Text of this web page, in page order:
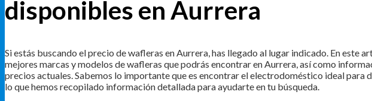
disponibles en Aurrera
Si estás buscando el precio de wafleras en Aurrera, has llegado al lugar indicado. En este
mejores marcas y modelos de wafleras que podrás encontrar en Aurrera, así como
precios actuales. Sabemos lo importante que es encontrar el electrodoméstico ideal para
lo que hemos recopilado información detallada para ayudarte en tu búsqueda.